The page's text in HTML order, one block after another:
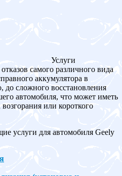
Услуги
самого различного вида
аккумулятора в
до сложного восстановления
автомобиля, что может иметь
или короткого
услуги для автомобиля Geely